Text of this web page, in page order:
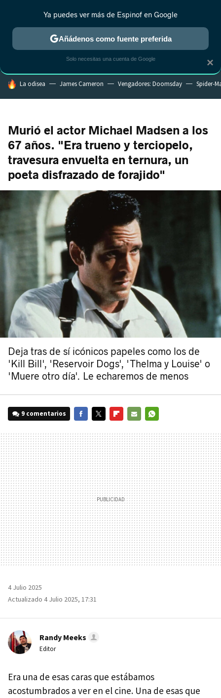
ESTRENOS REALITY ANIME RANKINGS CINE
HOY SE HABLA DE
La odisea James Cameron Vengadores: Doomsday Spider-
Murió el actor Michael Madsen a los
67 años. "Era trueno y terciopelo,
travesura envuelta en ternura, un
poeta disfrazado de forajido"
Deja tras de sí icónicos papeles como los de
'Kill Bill', 'Reservoir Dogs', 'Thelma y Louise' o
'Muere otro día'. Le echaremos de menos
9 comentarios
MAIL
4 Julio 2025
Actualizado 4 Julio 2025, 17:31
Randy Meeks
Editor
Era una de esas caras que estábamos
acostumbrados a ver en el cine. Una de esas que
×
Ya puedes ver más de Espinof en Google
Añádenos como fuente preferida
Solo necesitas una cuenta de Google